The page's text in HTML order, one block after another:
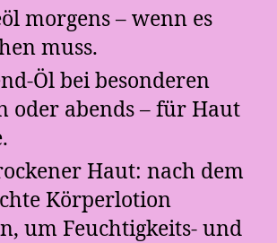
morgens – wenn es
muss.
Öl bei besonderen
oder abends – für Haut
Haut: nach dem
Körperlotion
um Feuchtigkeits- und